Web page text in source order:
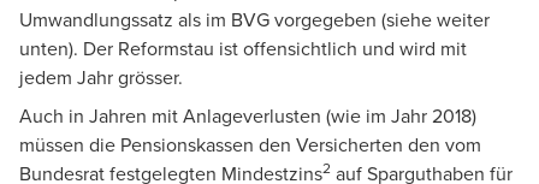
Umwandlungssatz als im BVG vorgegeben (siehe weiter
unten). Der Reformstau ist offensichtlich und wird mit
jedem Jahr grösser.
Auch in Jahren mit Anlageverlusten (wie im Jahr 2018)
müssen die Pensionskassen den Versicherten den vom
Bundesrat festgelegten Mindestzins2 auf Sparguthaben für